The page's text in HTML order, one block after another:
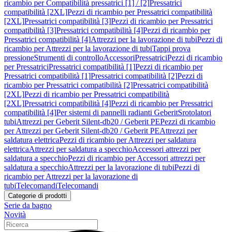
ricambio per Compatibilità pressatrici [1] / [2]Pressatrici
compatibilità [2XL]Pezzi di ricambio per Pressatrici compatibilità
[2XL]Pressatrici compatibilità [3]Pezzi di ricambio per Pressatrici
compatibilità [3]Pressatrici compatibilità [4]Pezzi di ricambio per
Pressatrici compatibilità [4]Attrezzi per la lavorazione di tubiPezzi di
ricambio per Attrezzi per la lavorazione di tubiTappi prova
pressioneStrumenti di controlloAccessoriPressatriciPezzi di ricambio
per PressatriciPressatrici compatibilità [1]Pezzi di ricambio per
Pressatrici compatibilità [1]Pressatrici compatibilità [2]Pezzi di
ricambio per Pressatrici compatibilità [2]Pressatrici compatibilità
[2XL]Pezzi di ricambio per Pressatrici compatibilità
[2XL]Pressatrici compatibilità [4]Pezzi di ricambio per Pressatrici
compatibilità [4]Per sistemi di pannelli radianti GeberitSrotolatori
tubiAttrezzi per Geberit Silent-db20 / Geberit PEPezzi di ricambio
per Attrezzi per Geberit Silent-db20 / Geberit PEAttrezzi per
saldatura elettricaPezzi di ricambio per Attrezzi per saldatura
elettricaAttrezzi per saldatura a specchioAccessori attrezzi per
saldatura a specchioPezzi di ricambio per Accessori attrezzi per
saldatura a specchioAttrezzi per la lavorazione di tubiPezzi di
ricambio per Attrezzi per la lavorazione di
tubiTelecomandiTelecomandi
Categorie di prodotti
Serie da bagno
Novità